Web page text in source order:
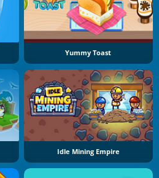
Yummy Toast
Idle Mining Empire